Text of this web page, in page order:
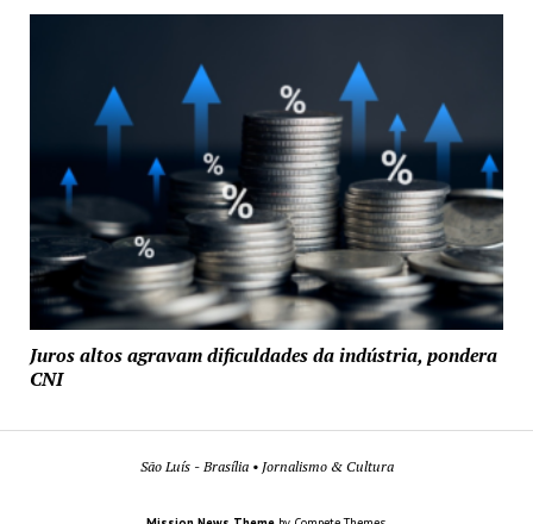
Juros altos agravam dificuldades da indústria, pondera
CNI
São Luís - Brasília • Jornalismo & Cultura